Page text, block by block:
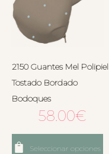
2150 Guantes Mel Polipiel
Tostado Bordado
Bodoques
58.00€
Seleccionar opciones